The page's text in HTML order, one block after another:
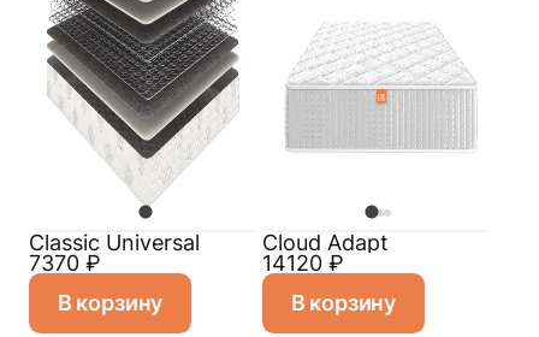
Classiс Universal
7370 ₽
В корзину
Cloud Adapt
14120 ₽
В корзину